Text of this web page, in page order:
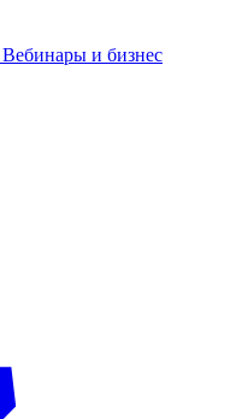
Вебинары и бизнес